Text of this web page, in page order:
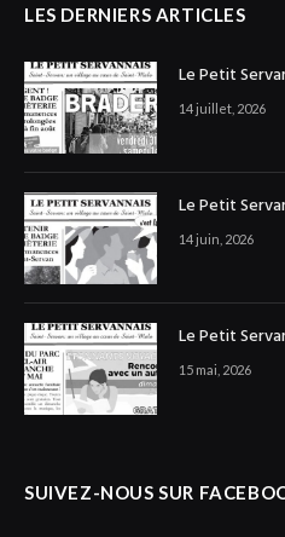
LES DERNIERS ARTICLES
Le Petit
14 juillet, 2026
Le Petit
14 juin, 2026
Le Petit
15 mai, 2026
SUIVEZ-NOUS SUR